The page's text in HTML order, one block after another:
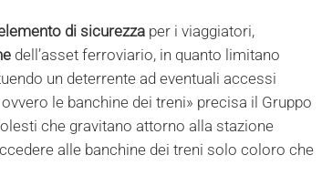
di sicurezza per i viaggiatori,
dell’asset ferroviario, in quanto limitano
un deterrente ad eventuali accessi
le banchine dei treni» precisa il Gruppo
che gravitano attorno alla stazione
alle banchine dei treni solo coloro che